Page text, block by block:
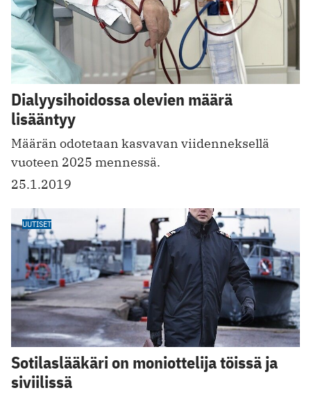
Dialyysihoidossa olevien määrä
lisääntyy
Määrän odotetaan kasvavan viidenneksellä
vuoteen 2025 mennessä.
25.1.2019
UUTISET
Sotilaslääkäri on moniottelija töissä ja
siviilissä